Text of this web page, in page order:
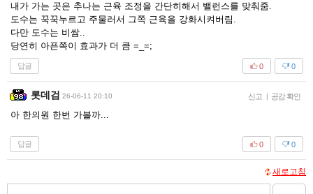
내가 가는 곳은 추나는 근육 조정을 간단히해서 밸런스를 맞춰줌.
도수는 꾹꾹누르고 주물러서 그쪽 근육을 강화시켜버림.
다만 도수는 비쌈..
당연히 아픈쪽이 효과가 더 큼 =_=;
답글 0
0
롯데검 26-06-11 20:10 신고 | 공감 확인
아 한의원 한번 가볼까...
답글 0
0
새로고침